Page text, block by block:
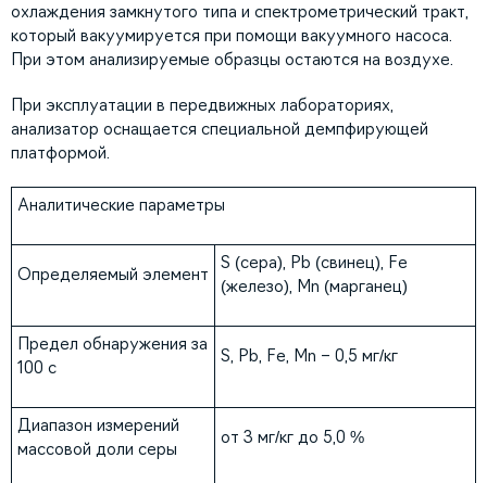
охлаждения замкнутого типа и спектрометрический тракт,
который вакуумируется при помощи вакуумного насоса.
При этом анализируемые образцы остаются на воздухе.
При эксплуатации в передвижных лабораториях,
анализатор оснащается специальной демпфирующей
платформой.
Аналитические параметры
Определяемый элемент
S (сера), Pb (свинец), Fe
(железо), Mn (марганец)
Предел обнаружения за
100 с
S, Pb, Fe, Mn – 0,5 мг/кг
Диапазон измерений
массовой доли серы
от 3 мг/кг до 5,0 %